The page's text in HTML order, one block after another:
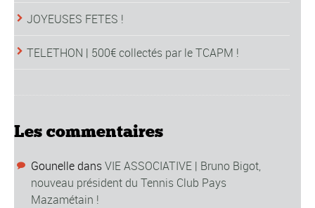
JOYEUSES FETES !
TELETHON | 500€ collectés par le TCAPM !
Les commentaires
Gounelle dansVIE ASSOCIATIVE | Bruno Bigot,
nouveau président du Tennis Club Pays
Mazamétain !